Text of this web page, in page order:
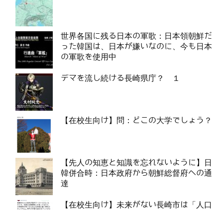
世界各国に残る日本の軍歌：日本領朝鮮だ
った韓国は、日本が嫌いなのに、今も日本
の軍歌を使用中
デマを流し続ける長崎県庁？ １
【在校生向け】問：どこの大学でしょう？
【先人の知恵と知識を忘れないように】日
韓併合時：日本政府から朝鮮総督府への通
達
【在校生向け】未来がない長崎市は「人口